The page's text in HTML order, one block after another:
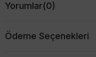
Yorumlar(0)
Ödeme Seçenekleri